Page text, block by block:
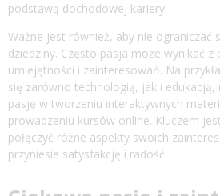
podstawą dochodowej kariery.
Ważne jest również, aby nie ograniczać
dziedziny. Często pasja może wynikać z
umiejętności i zainteresowań. Na
się zarówno technologią, jak i
pasję w tworzeniu interaktywnych
prowadzeniu kursów online. Kluczem
połączyć różne aspekty swoich
przyniesie satysfakcję i radość.